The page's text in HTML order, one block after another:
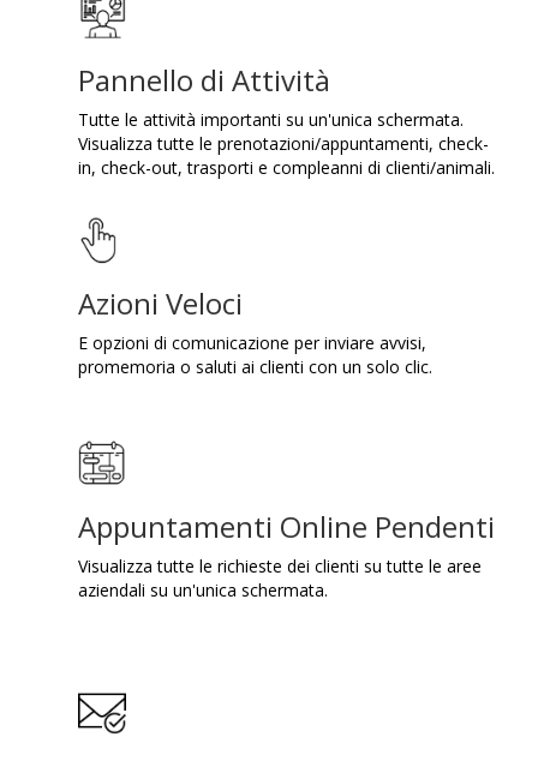
Pannello di Attività
Tutte le attività importanti su un'unica schermata.
Visualizza tutte le prenotazioni/appuntamenti, check-
in, check-out, trasporti e compleanni di clienti/animali.
Azioni Veloci
E opzioni di comunicazione per inviare avvisi,
promemoria o saluti ai clienti con un solo clic.
Appuntamenti Online Pendenti
Visualizza tutte le richieste dei clienti su tutte le aree
aziendali su un'unica schermata.